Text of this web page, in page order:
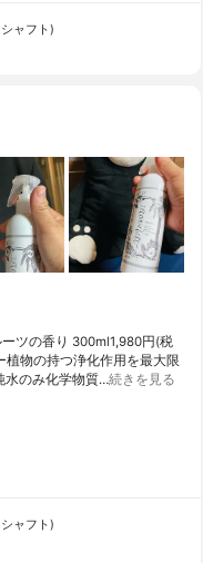
ャフト)
ツの香り 300ml1,980円(税
物の持つ浄化作用を最大限
水のみ化学物質…続きを見る
ャフト)